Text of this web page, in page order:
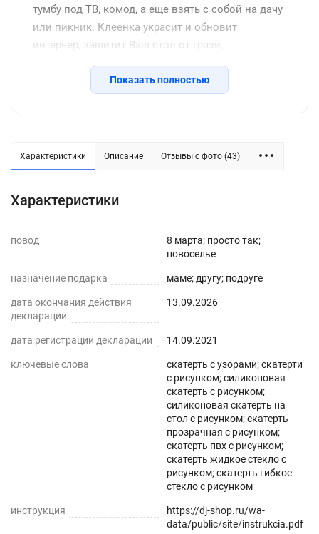
тумбу под ТВ, комод, а еще взять с собой на дачу
или пикник. Клеенка украсит и обновит
интерьер, защитит Ваш стол от грязи,
потертостей, царапин, станет отличным
подарком на день рождения, новоселье и другие
семейные праздники, включая новый год.
(выдерживает до 80 градусов без деформации),
водоотталкивающее, долговечное, не желтеет со
размеров или закруглить углы. Внимание: мы
усадку. Весь ассортимент Вы можете увидеть в
Показать полностью
Характеристики Описание Отзывы с фото (43)
Характеристики
повод
8 марта; просто так;
новоселье
назначение подарка маме; другу; подруге
дата окончания действия
декларации
13.09.2026
дата регистрации декларации 14.09.2021
ключевые слова
скатерть с узорами; скатерти
с рисунком; силиконовая
скатерть с рисунком;
силиконовая скатерть на
стол с рисунком; скатерть
прозрачная с рисунком;
скатерть пвх с рисунком;
скатерть жидкое стекло с
рисунком; скатерть гибкое
стекло с рисунком
инструкция
https://dj-shop.ru/wa-
data/public/site/instrukcia.pdf